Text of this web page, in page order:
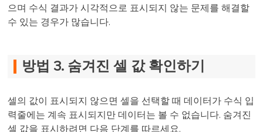
으며 수식 결과가 시각적으로 표시되지 않는 문제를 해결할
수 있는 경우가 많습니다.
방법 3. 숨겨진 셀 값 확인하기
셀의 값이 표시되지 않으면 셀을 선택할 때 데이터가 수식 입
력줄에는 계속 표시되지만 데이터는 볼 수 없습니다. 숨겨진
셀 값을 표시하려면 다음 단계를 따르세요.